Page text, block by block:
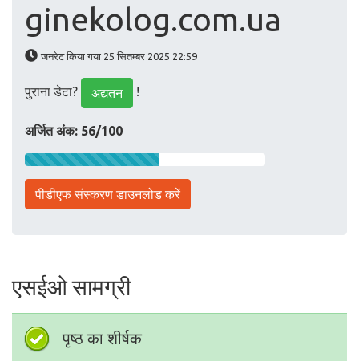
ginekolog.com.ua
जनरेट किया गया 25 सितम्बर 2025 22:59
पुराना डेटा? अद्यतन !
अर्जित अंक: 56/100
पीडीएफ संस्करण डाउनलोड करें
एसईओ सामग्री
पृष्ठ का शीर्षक